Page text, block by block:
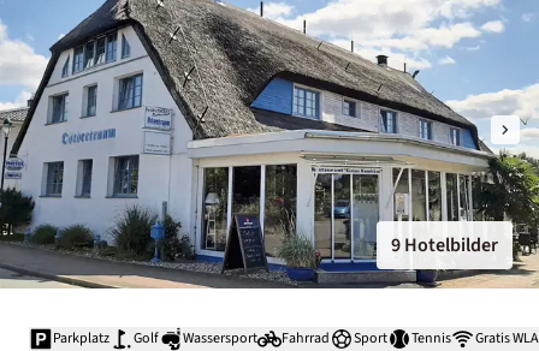
9 Hotelbilder
Parkplatz Golf Wassersport Fahrrad Sport Tennis Gratis